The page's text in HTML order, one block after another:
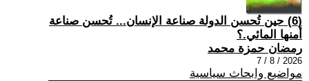
(6) حين تُحسن الدولة صناعة الإنسان... تُحسن صناعة
أمنها المائي.؟
رمضان حمزة محمد
2026 / 8 / 7
مواضيع وابحاث سياسية